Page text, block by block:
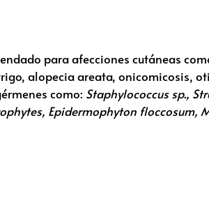
para afecciones cutáneas
alopecia areata, onicomicosis,
como: Staphylococcus sp.,
Epidermophyton floccosum,